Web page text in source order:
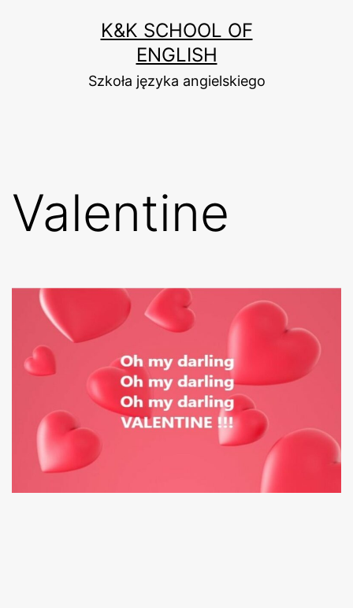
K&K SCHOOL OF
ENGLISH
Szkoła języka angielskiego
Valentine